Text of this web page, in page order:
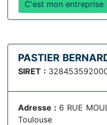
C'est mon entreprise
PASTIER
SIRET :
Adresse : 6 RUE
Toulouse